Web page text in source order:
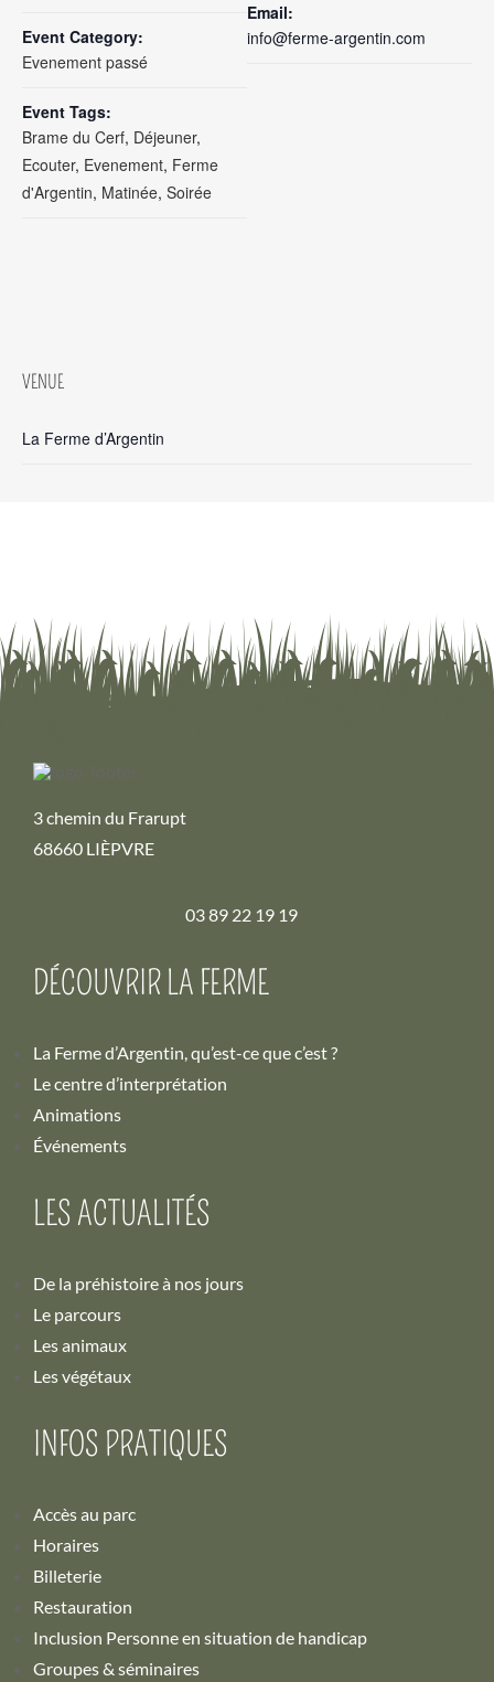
Event Category:
Evenement passé
Event Tags:
Brame du Cerf, Déjeuner,
Ecouter, Evenement, Ferme
d'Argentin, Matinée, Soirée
Email:
info@ferme-argentin.com
VENUE
La Ferme d’Argentin
3 chemin du Frarupt
68660 LIÈPVRE
03 89 22 19 19
DÉCOUVRIR LA FERME
La Ferme d’Argentin, qu’est-ce que c’est ?
Le centre d’interprétation
Animations
Événements
LES ACTUALITÉS
De la préhistoire à nos jours
Le parcours
Les animaux
Les végétaux
INFOS PRATIQUES
Accès au parc
Horaires
Billeterie
Restauration
Inclusion Personne en situation de handicap
Groupes & séminaires